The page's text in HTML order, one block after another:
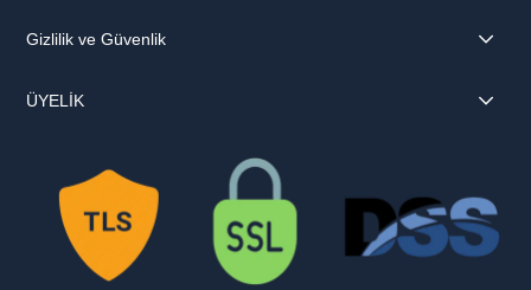
Gizlilik ve Güvenlik
ÜYELİK